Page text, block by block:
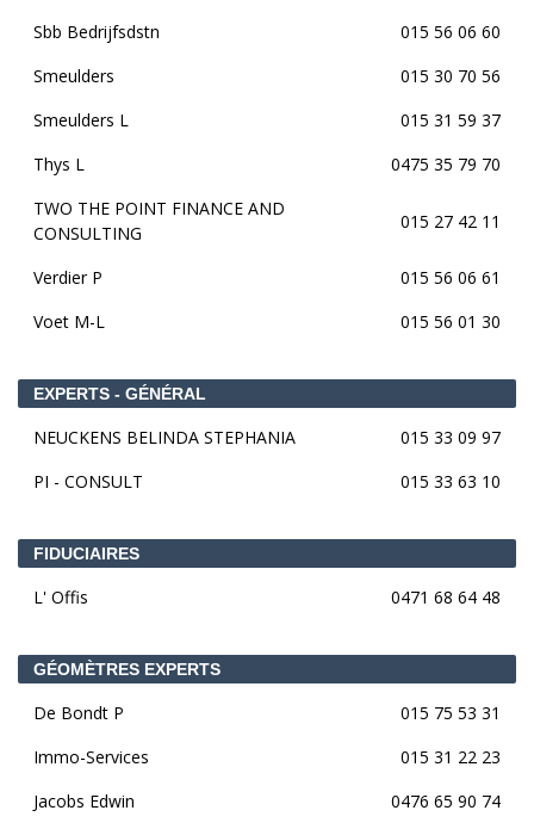
Sbb Bedrijfsdstn
015 56 06 60
Smeulders
015 30 70 56
Smeulders L
015 31 59 37
Thys L
0475 35 79 70
TWO THE POINT FINANCE AND
CONSULTING
015 27 42 11
Verdier P
015 56 06 61
Voet M-L
015 56 01 30
EXPERTS - GÉNÉRAL
NEUCKENS BELINDA STEPHANIA
015 33 09 97
PI - CONSULT
015 33 63 10
FIDUCIAIRES
L' Offis 0471 68 64 48
GÉOMÈTRES EXPERTS
De Bondt P
015 75 53 31
Immo-Services
015 31 22 23
Jacobs Edwin
0476 65 90 74